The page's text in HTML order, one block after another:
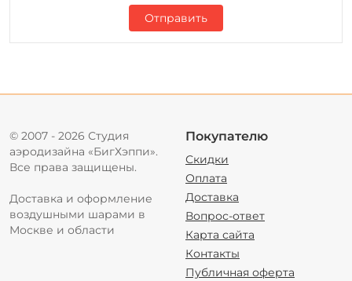
Отправить
© 2007 - 2026 Студия
аэродизайна «БигХэппи».
Все права защищены.
Доставка и оформление
воздушными шарами в
Москве и области
Покупателю
Скидки
Оплата
Доставка
Вопрос-ответ
Карта сайта
Контакты
Публичная оферта